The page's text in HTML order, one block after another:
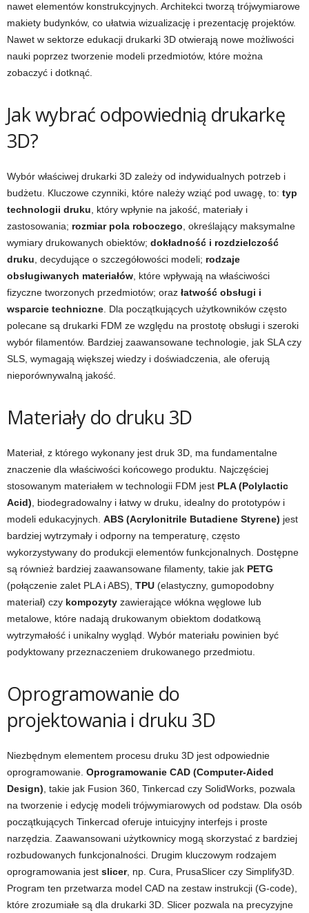
nawet elementów konstrukcyjnych. Architekci tworzą trójwymiarowe
makiety budynków, co ułatwia wizualizację i prezentację projektów.
Nawet w sektorze edukacji drukarki 3D otwierają nowe możliwości
nauki poprzez tworzenie modeli przedmiotów, które można
zobaczyć i dotknąć.
Jak wybrać odpowiednią drukarkę
3D?
Wybór właściwej drukarki 3D zależy od indywidualnych potrzeb i
budżetu. Kluczowe czynniki, które należy wziąć pod uwagę, to: typ
technologii druku , który wpłynie na jakość, materiały i
zastosowania; rozmiar pola roboczego , określający maksymalne
wymiary drukowanych obiektów; dokładność i rozdzielczość
druku , decydujące o szczegółowości modeli; rodzaje
obsługiwanych materiałów , które wpływają na właściwości
fizyczne tworzonych przedmiotów; oraz łatwość obsługi i
wsparcie techniczne . Dla początkujących użytkowników często
polecane są drukarki FDM ze względu na prostotę obsługi i szeroki
wybór filamentów. Bardziej zaawansowane technologie, jak SLA czy
SLS, wymagają większej wiedzy i doświadczenia, ale oferują
nieporównywalną jakość.
Materiały do druku 3D
Materiał, z którego wykonany jest druk 3D, ma fundamentalne
znaczenie dla właściwości końcowego produktu. Najczęściej
stosowanym materiałem w technologii FDM jest PLA (Polylactic
Acid) , biodegradowalny i łatwy w druku, idealny do prototypów i
modeli edukacyjnych. ABS (Acrylonitrile Butadiene Styrene) jest
bardziej wytrzymały i odporny na temperaturę, często
wykorzystywany do produkcji elementów funkcjonalnych. Dostępne
są również bardziej zaawansowane filamenty, takie jak PETG
(połączenie zalet PLA i ABS), TPU (elastyczny, gumopodobny
materiał) czy kompozyty zawierające włókna węglowe lub
metalowe, które nadają drukowanym obiektom dodatkową
wytrzymałość i unikalny wygląd. Wybór materiału powinien być
podyktowany przeznaczeniem drukowanego przedmiotu.
Oprogramowanie do
projektowania i druku 3D
Niezbędnym elementem procesu druku 3D jest odpowiednie
oprogramowanie. Oprogramowanie CAD (Computer-Aided
Design) , takie jak Fusion 360, Tinkercad czy SolidWorks, pozwala
na tworzenie i edycję modeli trójwymiarowych od podstaw. Dla osób
początkujących Tinkercad oferuje intuicyjny interfejs i proste
narzędzia. Zaawansowani użytkownicy mogą skorzystać z bardziej
rozbudowanych funkcjonalności. Drugim kluczowym rodzajem
oprogramowania jest slicer, np. Cura, PrusaSlicer czy Simplify3D.
Program ten przetwarza model CAD na zestaw instrukcji (G-code),
które zrozumiałe są dla drukarki 3D. Slicer pozwala na precyzyjne